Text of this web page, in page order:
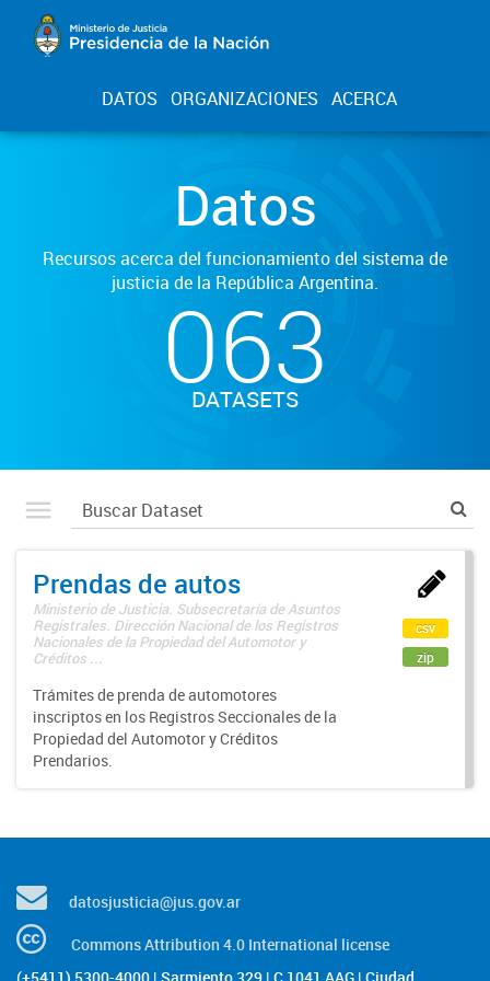
DATOS ORGANIZACIONES ACERCA
Datos
Recursos acerca del funcionamiento del sistema de
justicia de la República Argentina.
063
DATASETS
Prendas de autos
Ministerio de Justicia. Subsecretaría de Asuntos
Registrales. Dirección Nacional de los Registros
Nacionales de la Propiedad del Automotor y
Créditos ...
Trámites de prenda de automotores
inscriptos en los Registros Seccionales de la
Propiedad del Automotor y Créditos
Prendarios.
csv
zip
datosjusticia@jus.gov.ar
Commons Attribution 4.0 International license